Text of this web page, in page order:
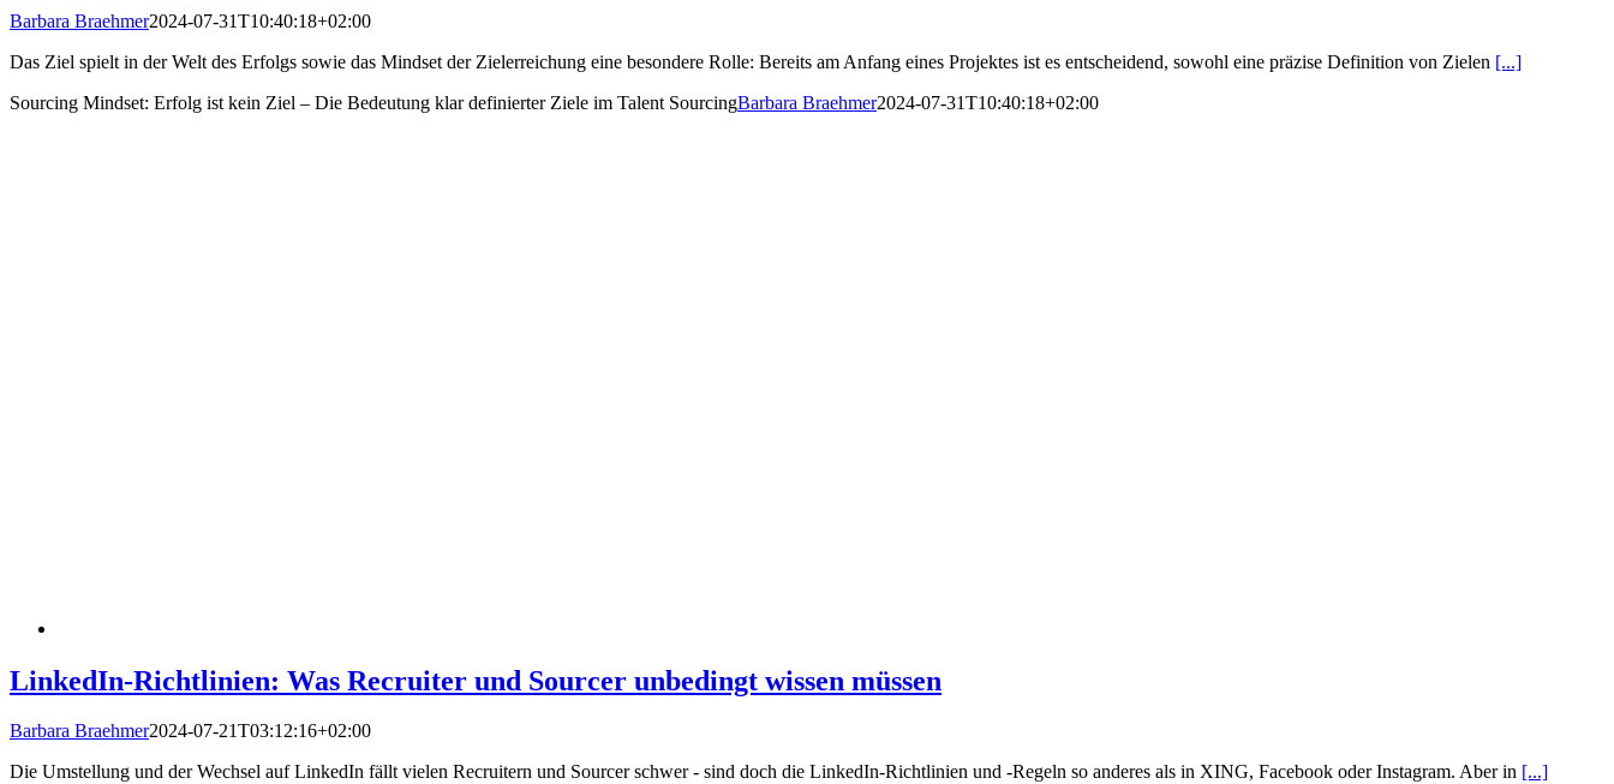
Barbara Braehmer2024-07-31T10:40:18+02:00
Das Ziel spielt in der Welt des Erfolgs sowie das Mindset der Zielerreichung eine besondere Rolle: Bereits am Anfang eines Projektes ist es entscheidend, sowohl eine präzise Definition von Zielen [...]
Sourcing Mindset: Erfolg ist kein Ziel – Die Bedeutung klar definierter Ziele im Talent SourcingBarbara Braehmer2024-07-31T10:40:18+02:00
LinkedIn-Richtlinien: Was Recruiter und Sourcer unbedingt wissen müssen
Barbara Braehmer2024-07-21T03:12:16+02:00
Die Umstellung und der Wechsel auf LinkedIn fällt vielen Recruitern und Sourcer schwer - sind doch die LinkedIn-Richtlinien und -Regeln so anderes als in XING, Facebook oder Instagram. Aber in [...]